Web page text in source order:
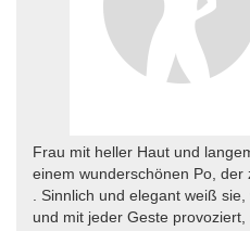
Frau mit heller Haut und
einem wunderschönen Po,
. Sinnlich und elegant weiß
und mit jeder Geste